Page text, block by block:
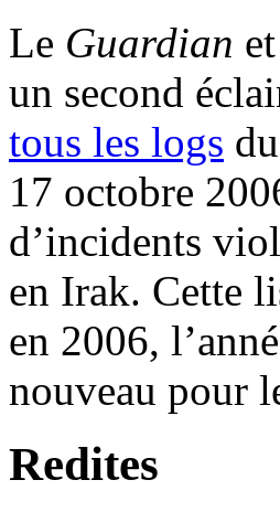
Le Guardian
un second
tous les logs
17 octobre
d’incidents
en Irak. Cette
en 2006,
nouveau pour
Redites